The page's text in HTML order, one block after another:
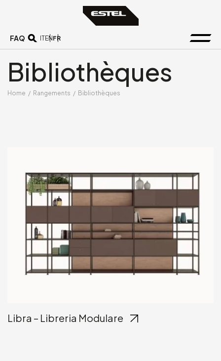
FAQ ITEN FR
Bibliothèques
Home / Rangements / Bibliothèques
Libra – Libreria Modulare